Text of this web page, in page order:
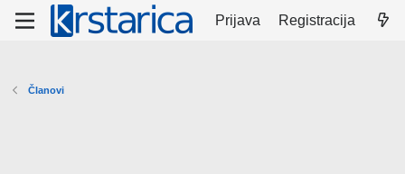
Prijava Registracija
Članovi